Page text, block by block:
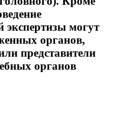
экспертизы могут
органов,
представители
органов